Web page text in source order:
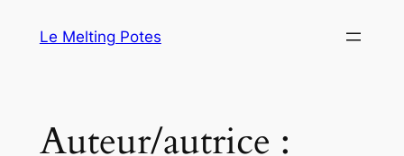
Le Melting Potes
Auteur/autrice :